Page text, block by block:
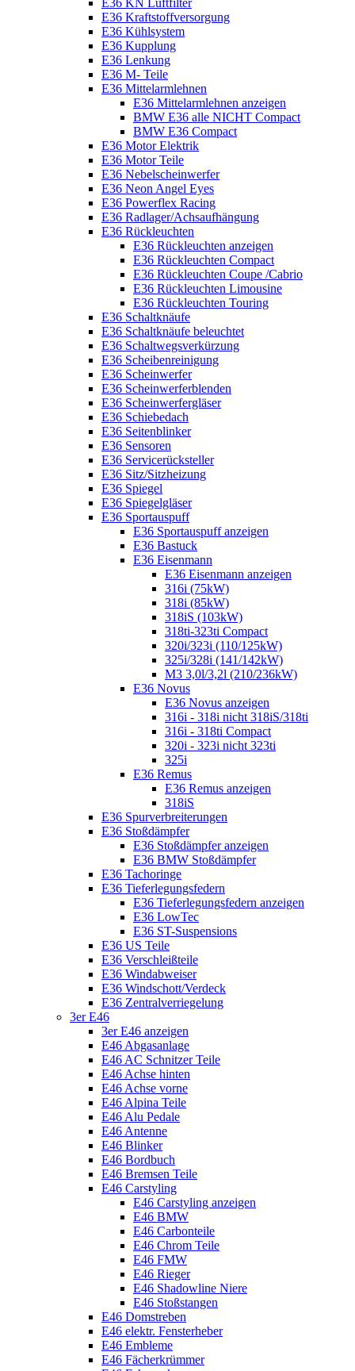
E36 KN Luftfilter
E36 Kraftstoffversorgung
E36 Kühlsystem
E36 Kupplung
E36 Lenkung
E36 M- Teile
E36 Mittelarmlehnen
E36 Mittelarmlehnen anzeigen
BMW E36 alle NICHT Compact
BMW E36 Compact
E36 Motor Elektrik
E36 Motor Teile
E36 Nebelscheinwerfer
E36 Neon Angel Eyes
E36 Powerflex Racing
E36 Radlager/Achsaufhängung
E36 Rückleuchten
E36 Rückleuchten anzeigen
E36 Rückleuchten Compact
E36 Rückleuchten Coupe /Cabrio
E36 Rückleuchten Limousine
E36 Rückleuchten Touring
E36 Schaltknäufe
E36 Schaltknäufe beleuchtet
E36 Schaltwegsverkürzung
E36 Scheibenreinigung
E36 Scheinwerfer
E36 Scheinwerferblenden
E36 Scheinwerfergläser
E36 Schiebedach
E36 Seitenblinker
E36 Sensoren
E36 Servicerücksteller
E36 Sitz/Sitzheizung
E36 Spiegel
E36 Spiegelgläser
E36 Sportauspuff
E36 Sportauspuff anzeigen
E36 Bastuck
E36 Eisenmann
E36 Eisenmann anzeigen
316i (75kW)
318i (85kW)
318iS (103kW)
318ti-323ti Compact
320i/323i (110/125kW)
325i/328i (141/142kW)
M3 3,0l/3,2l (210/236kW)
E36 Novus
E36 Novus anzeigen
316i - 318i nicht 318iS/318ti
316i - 318ti Compact
320i - 323i nicht 323ti
325i
E36 Remus
E36 Remus anzeigen
318iS
E36 Spurverbreiterungen
E36 Stoßdämpfer
E36 Stoßdämpfer anzeigen
E36 BMW Stoßdämpfer
E36 Tachoringe
E36 Tieferlegungsfedern
E36 Tieferlegungsfedern anzeigen
E36 LowTec
E36 ST-Suspensions
E36 US Teile
E36 Verschleißteile
E36 Windabweiser
E36 Windschott/Verdeck
E36 Zentralverriegelung
3er E46
3er E46 anzeigen
E46 Abgasanlage
E46 AC Schnitzer Teile
E46 Achse hinten
E46 Achse vorne
E46 Alpina Teile
E46 Alu Pedale
E46 Antenne
E46 Blinker
E46 Bordbuch
E46 Bremsen Teile
E46 Carstyling
E46 Carstyling anzeigen
E46 BMW
E46 Carbonteile
E46 Chrom Teile
E46 FMW
E46 Rieger
E46 Shadowline Niere
E46 Stoßstangen
E46 Domstreben
E46 elektr. Fensterheber
E46 Embleme
E46 Fächerkrümmer